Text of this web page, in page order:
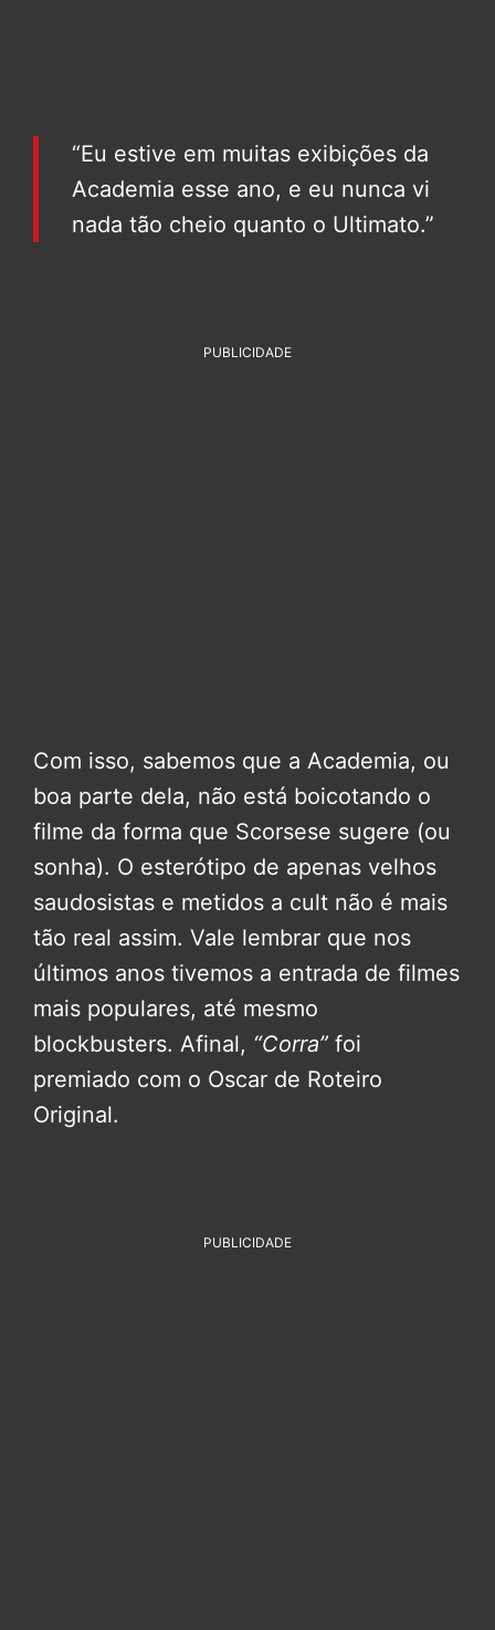
“Eu estive em muitas exibições da
Academia esse ano, e eu nunca vi
nada tão cheio quanto o Ultimato.”
PUBLICIDADE
Com isso, sabemos que a Academia, ou
boa parte dela, não está boicotando o
filme da forma que Scorsese sugere (ou
sonha). O esterótipo de apenas velhos
saudosistas e metidos a cult não é mais
tão real assim. Vale lembrar que nos
últimos anos tivemos a entrada de filmes
mais populares, até mesmo
blockbusters. Afinal, “Corra” foi
premiado com o Oscar de Roteiro
Original.
PUBLICIDADE